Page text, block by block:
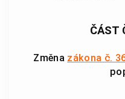
ČÁST
Změna zákona č.